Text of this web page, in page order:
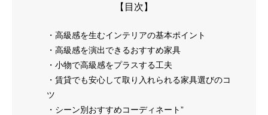
【目次】
・高級感を生むインテリアの基本ポイント
・高級感を演出できるおすすめ家具
・小物で高級感をプラスする工夫
・賃貸でも安心して取り入れられる家具選びのコ
ツ
・シーン別おすすめコーディネート”